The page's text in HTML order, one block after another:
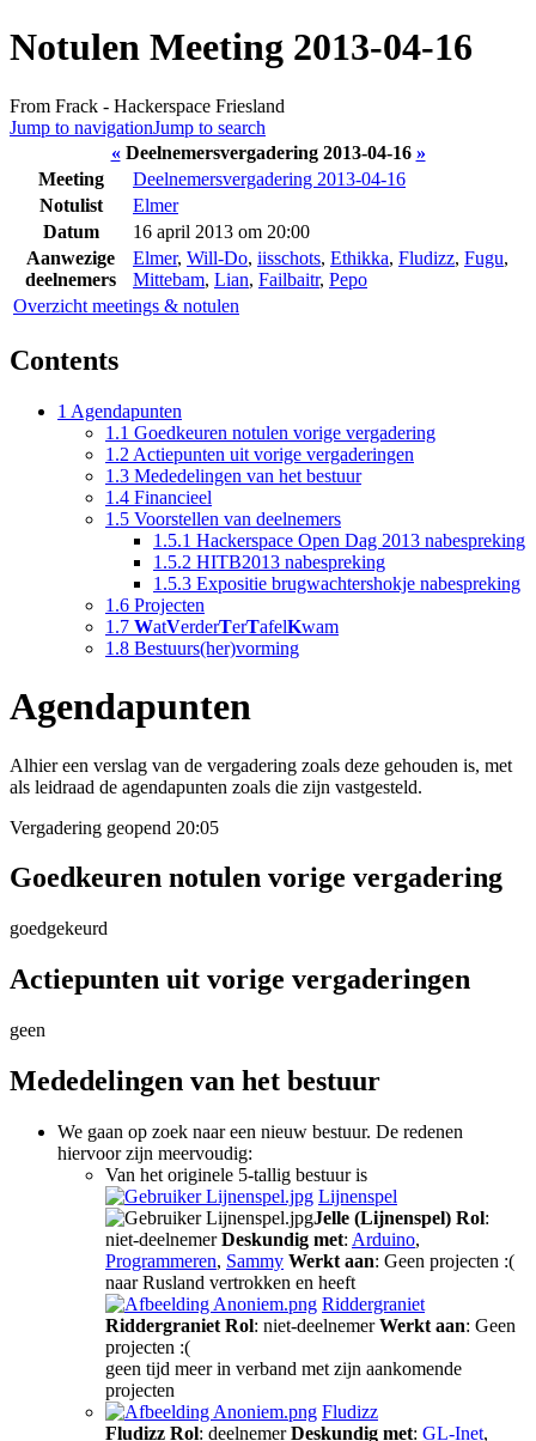
Notulen Meeting 2013-04-16
From Frack - Hackerspace Friesland
Jump to navigationJump to search
«Deelnemersvergadering 2013-04-16 »
Meeting
Deelnemersvergadering 2013-04-16
Notulist
Elmer
Datum
16 april 2013 om 20:00
Aanwezige
deelnemers
Elmer, Will-Do, iisschots, Ethikka, Fludizz, Fugu,
Mittebam, Lian, Failbaitr, Pepo
Overzicht meetings & notulen
Contents
1 Agendapunten
1.1 Goedkeuren notulen vorige vergadering
1.2 Actiepunten uit vorige vergaderingen
1.3 Mededelingen van het bestuur
1.4 Financieel
1.5 Voorstellen van deelnemers
1.5.1 Hackerspace Open Dag 2013 nabespreking
1.5.2 HITB2013 nabespreking
1.5.3 Expositie brugwachtershokje nabespreking
1.6 Projecten
1.7 WatVerderTerTafelKwam
1.8 Bestuurs(her)vorming
Agendapunten
Alhier een verslag van de vergadering zoals deze gehouden is, met
als leidraad de agendapunten zoals die zijn vastgesteld.
Vergadering geopend 20:05
Goedkeuren notulen vorige vergadering
goedgekeurd
Actiepunten uit vorige vergaderingen
geen
Mededelingen van het bestuur
We gaan op zoek naar een nieuw bestuur. De redenen
hiervoor zijn meervoudig:
Van het originele 5-tallig bestuur is
Lijnenspel
Jelle (Lijnenspel) Rol:
niet-deelnemerDeskundig met: Arduino,
Programmeren, Sammy Werkt aan: Geen projecten :(
naar Rusland vertrokken en heeft
Riddergraniet
Riddergraniet Rol: niet-deelnemerWerkt aan: Geen
projecten :(
geen tijd meer in verband met zijn aankomende
projecten
Fludizz
Fludizz Rol: deelnemerDeskundig met: GL-Inet,